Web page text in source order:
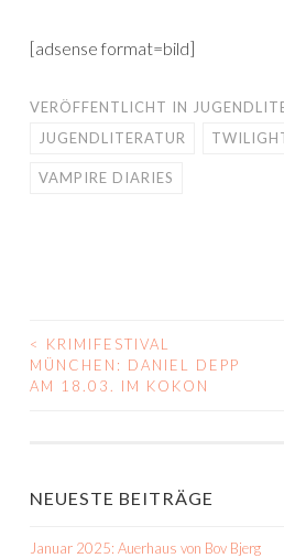
[adsense format=bild]
VERÖFFENTLICHT IN
JUGENDLITERATUR
VAMPIRE DIARIES
BEITRAGS-
NAVIGATION
<
KRIMIFESTIVAL
MÜNCHEN: DANIEL DEPP
AM 18.03. IM KOKON
NEUESTE BEITRÄGE
Januar 2025: Auerhaus von Bov Bjerg